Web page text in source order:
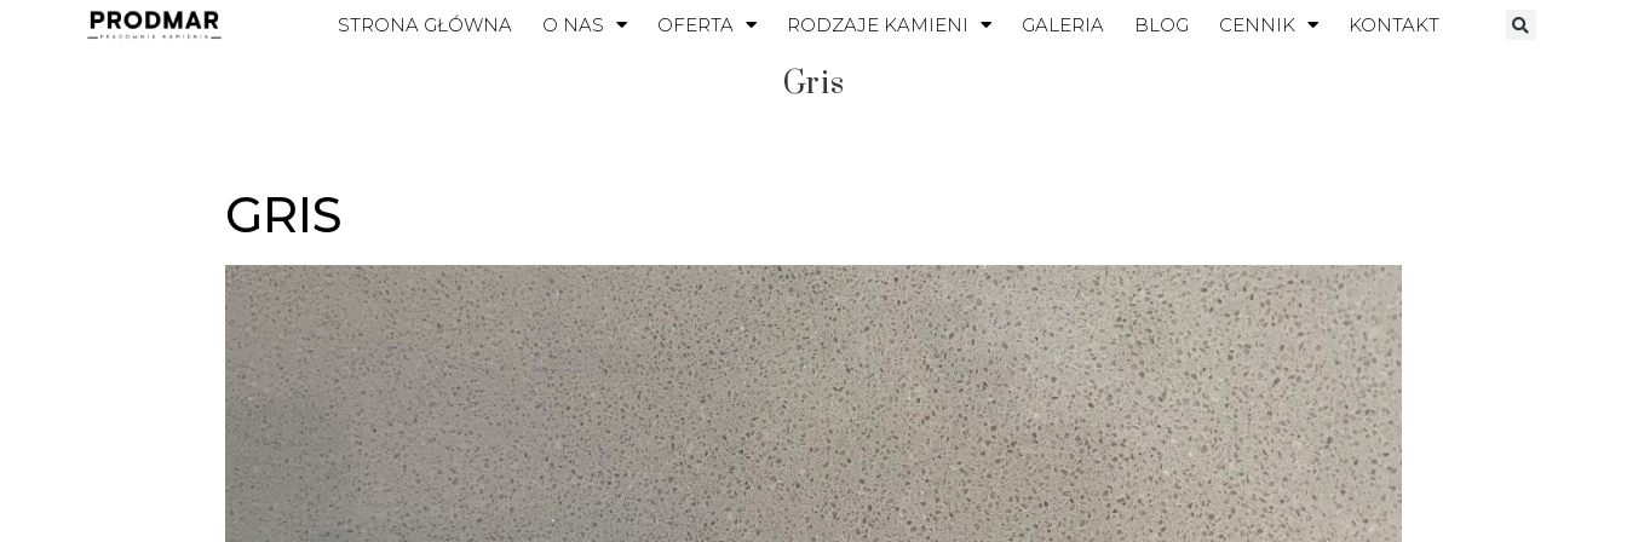
STRONA GŁÓWNA O NAS OFERTA RODZAJE KAMIENI GALERIA BLOG CENNIK KONTAKT
Gris
GRIS